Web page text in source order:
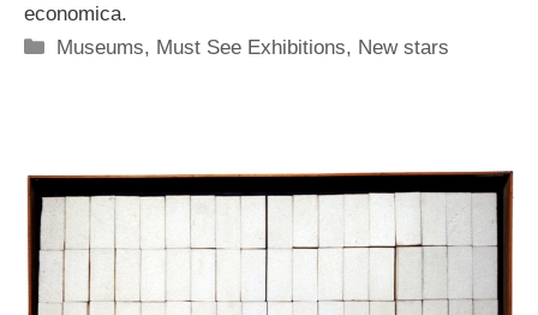
economica.
Categorie
Museums, Must See Exhibitions, New stars